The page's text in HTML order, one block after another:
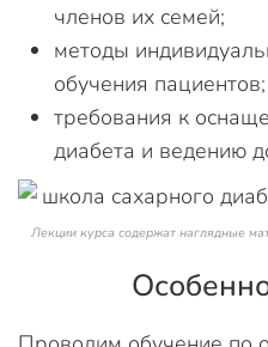
членов их семей;
методы
обучения пациентов;
требования к
диабета и ведению
Лекции курса содержат наглядные